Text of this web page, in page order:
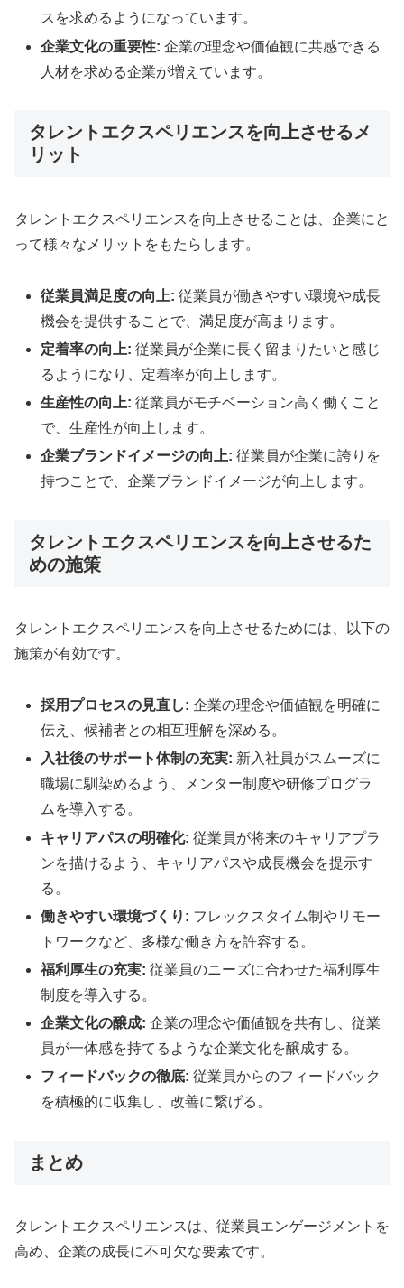
スを求めるようになっています。
企業文化の重要性: 企業の理念や価値観に共感できる
人材を求める企業が増えています。
タレントエクスペリエンスを向上させるメ
リット
タレントエクスペリエンスを向上させることは、企業にと
って様々なメリットをもたらします。
従業員満足度の向上: 従業員が働きやすい環境や成長
機会を提供することで、満足度が高まります。
定着率の向上: 従業員が企業に長く留まりたいと感じ
るようになり、定着率が向上します。
生産性の向上: 従業員がモチベーション高く働くこと
で、生産性が向上します。
企業ブランドイメージの向上: 従業員が企業に誇りを
持つことで、企業ブランドイメージが向上します。
タレントエクスペリエンスを向上させるた
めの施策
タレントエクスペリエンスを向上させるためには、以下の
施策が有効です。
採用プロセスの見直し: 企業の理念や価値観を明確に
伝え、候補者との相互理解を深める。
入社後のサポート体制の充実: 新入社員がスムーズに
職場に馴染めるよう、メンター制度や研修プログラ
ムを導入する。
キャリアパスの明確化: 従業員が将来のキャリアプラ
ンを描けるよう、キャリアパスや成長機会を提示す
る。
働きやすい環境づくり: フレックスタイム制やリモー
トワークなど、多様な働き方を許容する。
福利厚生の充実: 従業員のニーズに合わせた福利厚生
制度を導入する。
企業文化の醸成: 企業の理念や価値観を共有し、従業
員が一体感を持てるような企業文化を醸成する。
フィードバックの徹底: 従業員からのフィードバック
を積極的に収集し、改善に繋げる。
まとめ
タレントエクスペリエンスは、従業員エンゲージメントを
高め、企業の成長に不可欠な要素です。